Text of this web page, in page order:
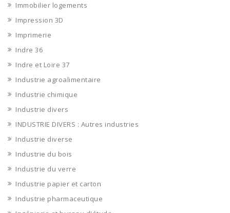
Immobilier logements
Impression 3D
Imprimerie
Indre 36
Indre et Loire 37
Industrie agroalimentaire
Industrie chimique
Industrie divers
INDUSTRIE DIVERS : Autres industries
Industrie diverse
Industrie du bois
Industrie du verre
Industrie papier et carton
Industrie pharmaceutique